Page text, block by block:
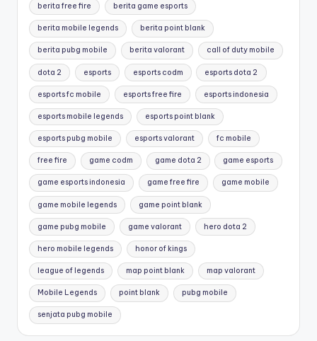
berita free fire berita game esports
berita mobile legends berita point blank
berita pubg mobile berita valorant call of duty mobile
dota 2 esports esports codm esports dota 2
esports fc mobile esports free fire esports indonesia
esports mobile legends esports point blank
esports pubg mobile esports valorant fc mobile
free fire game codm game dota 2 game esports
game esports indonesia game free fire game mobile
game mobile legends game point blank
game pubg mobile game valorant hero dota 2
hero mobile legends honor of kings
league of legends map point blank map valorant
Mobile Legends point blank pubg mobile
senjata pubg mobile